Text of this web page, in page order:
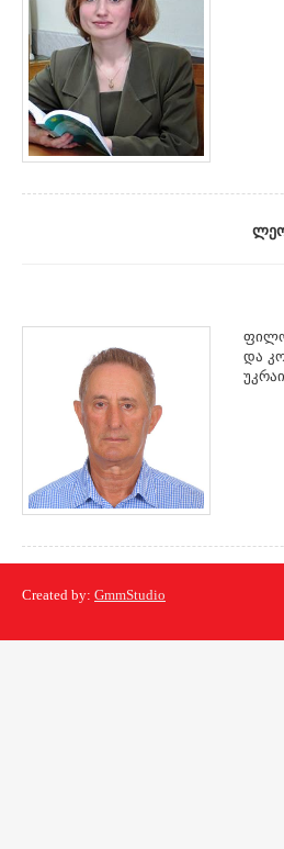
და
Created by: GmmStudio